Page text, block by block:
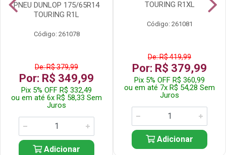
PNEU DUNLOP 175/65R14
TOURING R1L
Código: 261078
De: R$ 379,99
Por: R$ 349,99
Pix 5% OFF R$ 332,49
ou em até 6x R$ 58,33 Sem
Juros
Adicionar
TOURING R1XL
Código: 261081
De: R$ 419,99
Por: R$ 379,99
Pix 5% OFF R$ 360,99
ou em até 7x R$ 54,28 Sem
Juros
Adicionar